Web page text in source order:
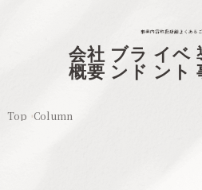
事業内容取扱店舗よくある
会社
概要
ブラ
ンド
イベ
ント
Top Column